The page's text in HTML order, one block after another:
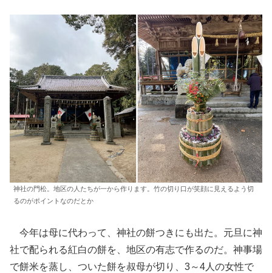
神社の門松。地区の人たちが一から作ります。竹の切り口が笑顔に見えるよう切
るのがポイントなのだとか
今年は母に代わって、神社の餅つきにも出た。元旦に神
社で配られる紅白の餅を、地区の有志で作るのだ。神事場
で餅米を蒸し、ついた餅を叔母が切り、3～4人の女性で